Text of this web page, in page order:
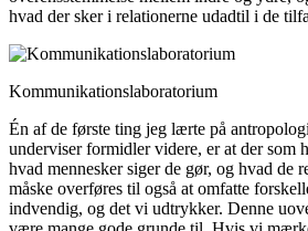
hvad der sker i relationerne udadtil i de
Kommunikationslaboratorium
Én af de første ting jeg lærte på
underviser formidler videre, er at der som
hvad mennesker siger de gør, og hvad de
måske overføres til også at omfatte
indvendig, og det vi udtrykker. Denne